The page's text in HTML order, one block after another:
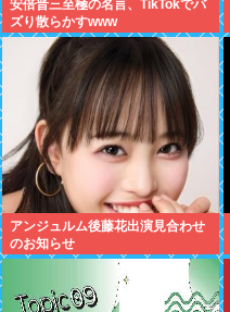
安倍晋三至極の名言、TikTokでバ
ズり散らかすwww
アンジュルム後藤花出演見合わせ
のお知らせ